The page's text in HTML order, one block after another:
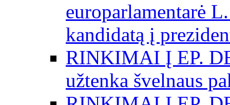
europarlamentarė
kandidatą į
RINKIMAI Į EP.
užtenka švelnaus